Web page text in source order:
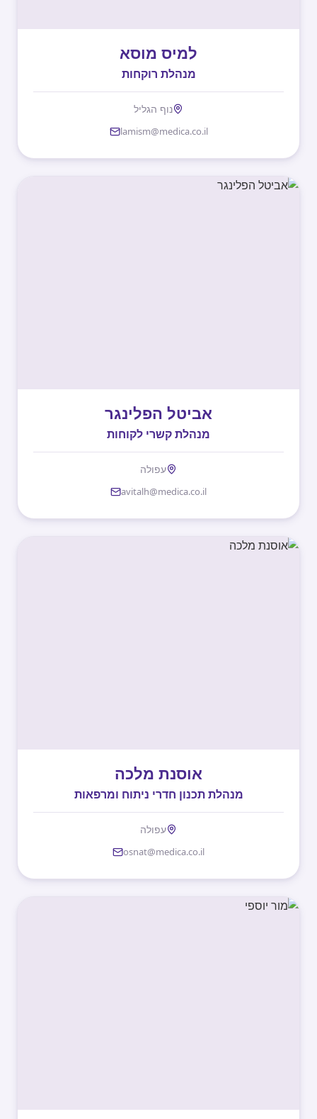
למיס מוסא
מנהלת רוקחות
נוף הגליל
lamism@medica.co.il
אביטל הפלינגר
מנהלת קשרי לקוחות
עפולה
avitalh@medica.co.il
אוסנת מלכה
מנהלת תכנון חדרי ניתוח ומרפאות
עפולה
osnat@medica.co.il